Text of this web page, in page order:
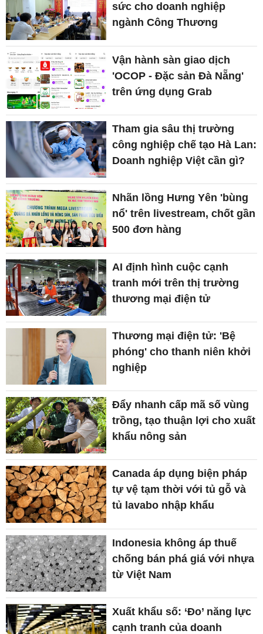
sức cho doanh nghiệp
ngành Công Thương
Vận hành sàn giao dịch
'OCOP - Đặc sản Đà Nẵng'
trên ứng dụng Grab
Tham gia sâu thị trường
công nghiệp chế tạo Hà Lan:
Doanh nghiệp Việt cần gì?
Nhãn lồng Hưng Yên 'bùng
nổ' trên livestream, chốt gần
500 đơn hàng
AI định hình cuộc cạnh
tranh mới trên thị trường
thương mại điện tử
Thương mại điện tử: 'Bệ
phóng' cho thanh niên khởi
nghiệp
Đẩy nhanh cấp mã số vùng
trồng, tạo thuận lợi cho xuất
khẩu nông sản
Canada áp dụng biện pháp
tự vệ tạm thời với tủ gỗ và
tủ lavabo nhập khẩu
Indonesia không áp thuế
chống bán phá giá với nhựa
từ Việt Nam
Xuất khẩu số: ‘Đo’ năng lực
cạnh tranh của doanh